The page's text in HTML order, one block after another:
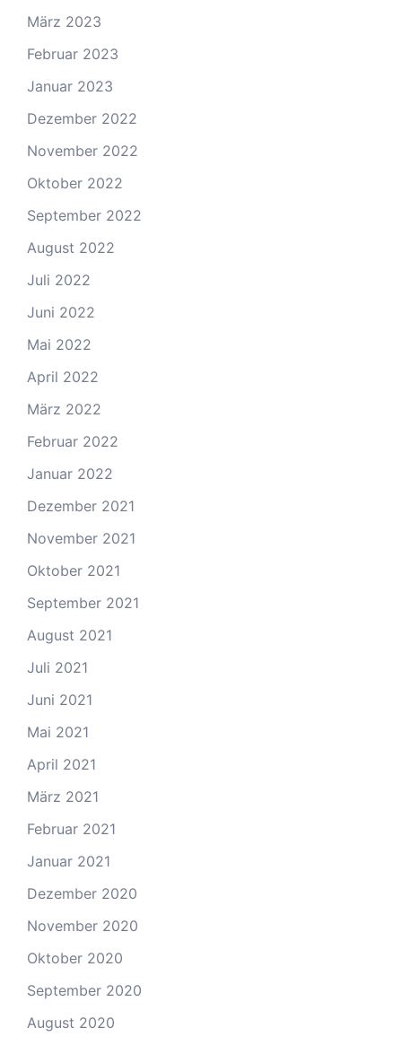
März 2023
Februar 2023
Januar 2023
Dezember 2022
November 2022
Oktober 2022
September 2022
August 2022
Juli 2022
Juni 2022
Mai 2022
April 2022
März 2022
Februar 2022
Januar 2022
Dezember 2021
November 2021
Oktober 2021
September 2021
August 2021
Juli 2021
Juni 2021
Mai 2021
April 2021
März 2021
Februar 2021
Januar 2021
Dezember 2020
November 2020
Oktober 2020
September 2020
August 2020